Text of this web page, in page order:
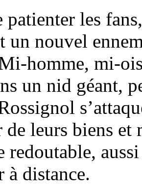
patienter les
un nouvel
homme, mi-
un nid géant,
de leurs biens
redoutable,
à distance.